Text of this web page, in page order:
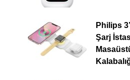
Philips
Şarj